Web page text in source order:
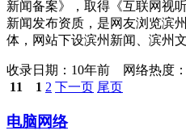
新闻备案》，取得《互联网视
新闻发布资质，是网友浏览滨
体，网站下设滨州新闻、滨州
收录日期： 10年前 网络热度
11
1 2 下一页 尾页
电脑网络